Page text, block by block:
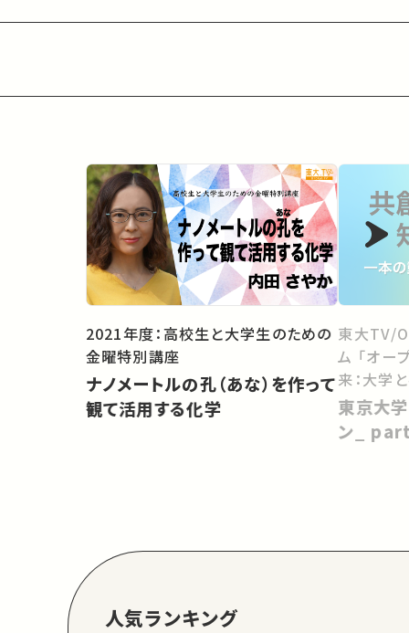
2021年度：高校生と大学生のための
金曜特別講座
ナノメートルの孔（あな）を作って
観て活用する化学
東大TV/
ム 「オー
来：大学
向けて」
東京大
ン_
人気ランキング